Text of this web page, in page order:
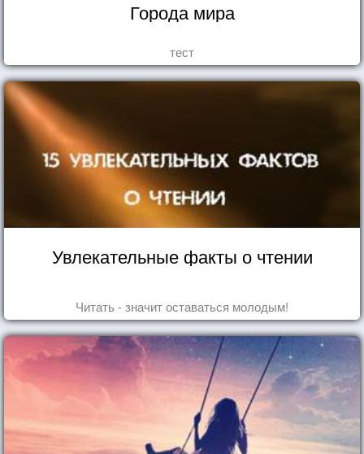
Города мира
тест
Увлекательные факты о чтении
Читать - значит оставаться молодым!